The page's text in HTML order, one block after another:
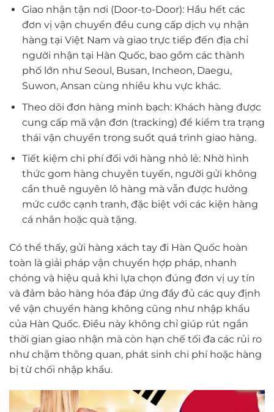
Giao nhận tận nơi (Door-to-Door): Hầu hết các
đơn vị vận chuyển đều cung cấp dịch vụ nhận
hàng tại Việt Nam và giao trực tiếp đến địa chỉ
người nhận tại Hàn Quốc, bao gồm các thành
phố lớn như Seoul, Busan, Incheon, Daegu,
Suwon, Ansan cùng nhiều khu vực khác.
Theo dõi đơn hàng minh bạch: Khách hàng được
cung cấp mã vận đơn (tracking) để kiểm tra trạng
thái vận chuyển trong suốt quá trình giao hàng.
Tiết kiệm chi phí đối với hàng nhỏ lẻ: Nhờ hình
thức gom hàng chuyên tuyến, người gửi không
cần thuê nguyên lô hàng mà vẫn được hưởng
mức cước cạnh tranh, đặc biệt với các kiện hàng
cá nhân hoặc quà tặng.
Có thể thấy, gửi hàng xách tay đi Hàn Quốc hoàn
toàn là giải pháp vận chuyển hợp pháp, nhanh
chóng và hiệu quả khi lựa chọn đúng đơn vị uy tín
và đảm bảo hàng hóa đáp ứng đầy đủ các quy định
về vận chuyển hàng không cũng như nhập khẩu
của Hàn Quốc. Điều này không chỉ giúp rút ngắn
thời gian giao nhận mà còn hạn chế tối đa các rủi ro
như chậm thông quan, phát sinh chi phí hoặc hàng
bị từ chối nhập khẩu.